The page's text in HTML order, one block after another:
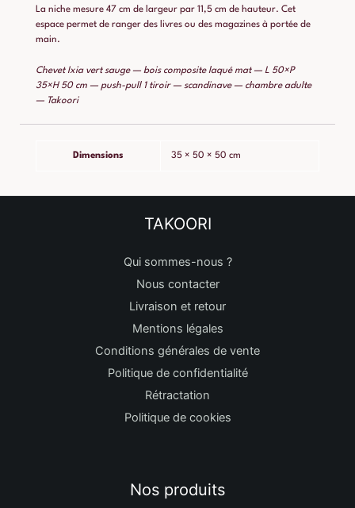
La niche mesure 47 cm de largeur par 11,5 cm de hauteur. Cet
espace permet de ranger des livres ou des magazines à portée de
main.
Chevet Ixia vert sauge — bois composite laqué mat — L 50×P
35×H 50 cm — push-pull 1 tiroir — scandinave — chambre adulte
— Takoori
Dimensions 35 × 50 × 50 cm
TAKOORI
Qui sommes-nous ?
Nous contacter
Livraison et retour
Mentions légales
Conditions générales de vente
Politique de confidentialité
Rétractation
Politique de cookies
Nos produits